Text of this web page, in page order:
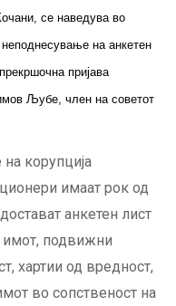
се наведува во
на анкетен
пријава
Љубе, член на советот
корупција
имаат рок од
анкетен лист
подвижни
хартии од вредност,
во сопственост на